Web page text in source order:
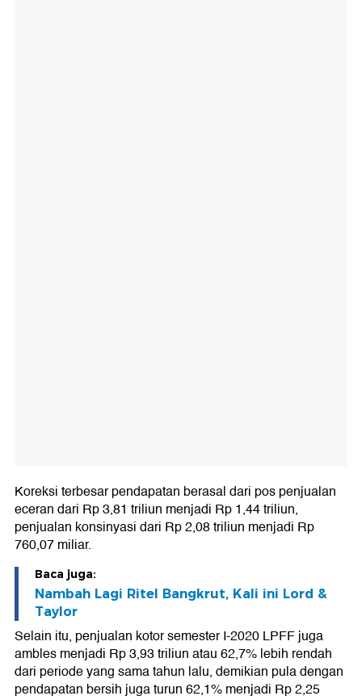
Koreksi terbesar pendapatan berasal dari pos penjualan
eceran dari Rp 3,81 triliun menjadi Rp 1,44 triliun,
penjualan konsinyasi dari Rp 2,08 triliun menjadi Rp
760,07 miliar.
Baca juga:
Nambah Lagi Ritel Bangkrut, Kali ini Lord &
Taylor
Selain itu, penjualan kotor semester I-2020 LPFF juga
ambles menjadi Rp 3,93 triliun atau 62,7% lebih rendah
dari periode yang sama tahun lalu, demikian pula dengan
pendapatan bersih juga turun 62,1% menjadi Rp 2,25